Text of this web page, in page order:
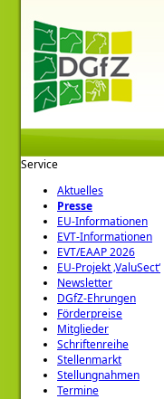
Service
Aktuelles
Presse
EU-Informationen
EVT-Informationen
EVT/EAAP 2026
EU-Projekt ‚ValuSect‘
Newsletter
DGfZ-Ehrungen
Förderpreise
Mitglieder
Schriftenreihe
Stellenmarkt
Stellungnahmen
Termine